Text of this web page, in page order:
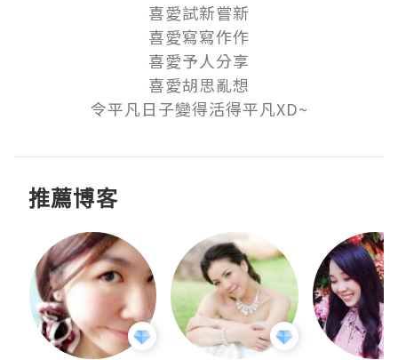
喜愛試新嘗新
喜愛寫寫作作
喜愛予人分享
喜愛胡思亂想
令平凡日子變得活得平凡XD~
推薦博客